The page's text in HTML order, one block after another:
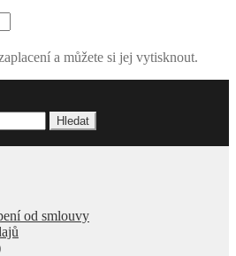
a můžete si jej vytisknout.
Hledat
od smlouvy